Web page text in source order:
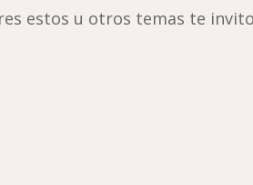
estos u otros temas te